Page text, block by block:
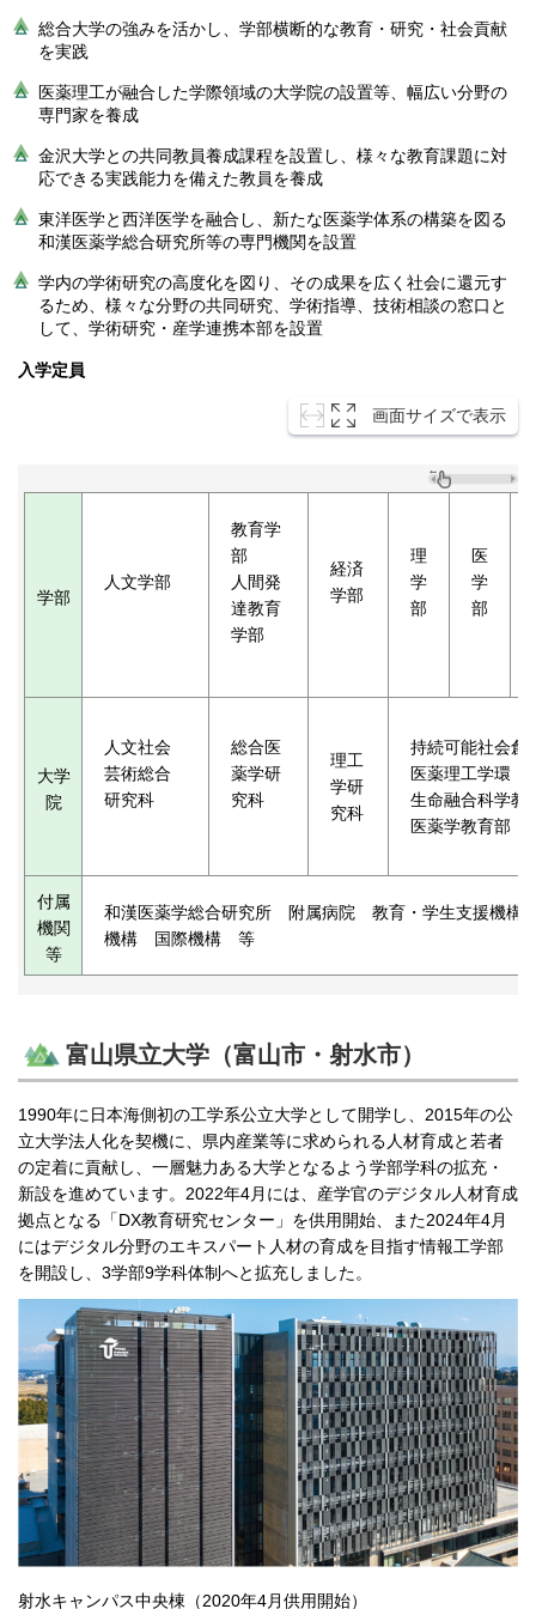
総合大学の強みを活かし、学部横断的な教育・研究・社会貢献
を実践
医薬理工が融合した学際領域の大学院の設置等、幅広い分野の
専門家を養成
金沢大学との共同教員養成課程を設置し、様々な教育課題に対
応できる実践能力を備えた教員を養成
東洋医学と西洋医学を融合し、新たな医薬学体系の構築を図る
和漢医薬学総合研究所等の専門機関を設置
学内の学術研究の高度化を図り、その成果を広く社会に還元す
るため、様々な分野の共同研究、学術指導、技術相談の窓口と
して、学術研究・産学連携本部を設置
入学定員
画面サイズで表示
学部
人文学部
教育学
部
人間発
達教育
学部
経済
学部
理
学
部
医
学
部
大学
院
人文社会
芸術総合
研究科
総合医
薬学研
究科
理工
学研
究科
持続可能社会創
医薬理工学環
生命融合科学教
医薬学教育部
付属
機関
等
和漢医薬学総合研究所 附属病院 教育・学生支援機
機構 国際機構 等
富山県立大学（富山市・射水市）
1990年に日本海側初の工学系公立大学として開学し、2015年の公
立大学法人化を契機に、県内産業等に求められる人材育成と若者
の定着に貢献し、一層魅力ある大学となるよう学部学科の拡充・
新設を進めています。2022年4月には、産学官のデジタル人材育成
拠点となる「DX教育研究センター」を供用開始、また2024年4月
にはデジタル分野のエキスパート人材の育成を目指す情報工学部
を開設し、3学部9学科体制へと拡充しました。
射水キャンパス中央棟（2020年4月供用開始）